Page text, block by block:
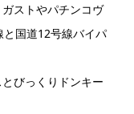
ストやパチンコヴ
と国道12号線バイパ
びっくりドンキー